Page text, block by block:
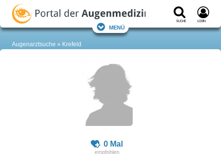
Suche Login
Menü
Augenarztsuche Krefeld
0 Mal